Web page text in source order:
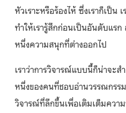
หัวเราะหรือร้องไห้ ซึ่งเราก็เป็น
ทำให้เรารู้สึกก่อนเป็นอันดับแร
หนึ่งความสนุกที่ต่างออกไป
เราว่าการวิจารณ์แบบนี้ก็น่าจะ
หนึ่งของคนที่ชอบอ่านวรรณกรร
วิจารณ์ที่ลึกขึ้นเพื่อเติมเต็มควา